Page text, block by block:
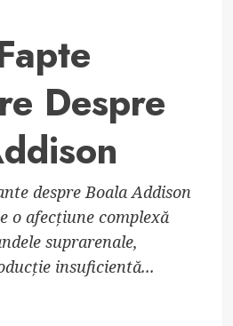
Despre
despre Boala Addison
o afecțiune complexă
suprarenale,
insuficientă...